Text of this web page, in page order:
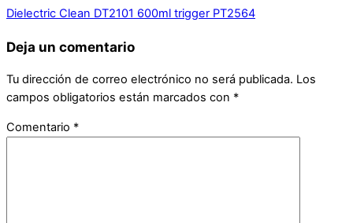
Dielectric Clean DT2101 600ml trigger PT2564
Deja un comentario
Tu dirección de correo electrónico no será publicada. Los
campos obligatorios están marcados con *
Comentario *